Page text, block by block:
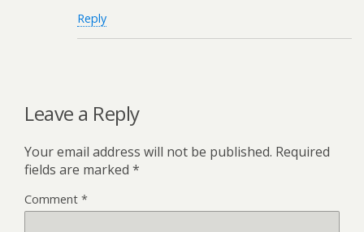
Reply
Leave a Reply
Your email address will not be published. Required
fields are marked *
Comment *